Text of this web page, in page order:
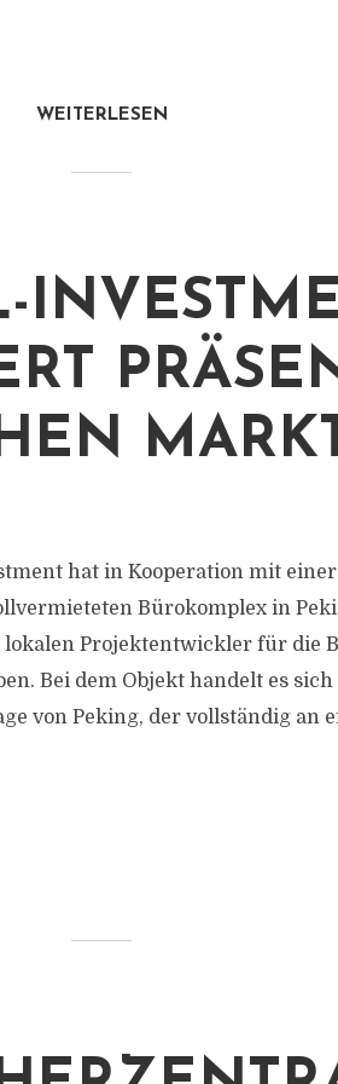
WEITERLESEN
MARKT
hat in Kooperation mit
Bürokomplex in
Projektentwickler für die
Bei dem Objekt handelt es
von Peking, der vollständig an